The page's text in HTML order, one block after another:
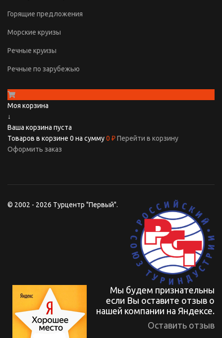
Горящие предложения
Морские круизы
Речные круизы
Речные по зарубежью
Моя корзина
↓
Ваша корзина пуста
Товаров в корзине 0 на сумму0 ₽Перейти в корзину
Оформить заказ
© 2002 - 2026 Турцентр "Первый".
Мы будем признательны
если Вы оставите отзыв о
нашей компании на Яндексе.
Оставить отзыв